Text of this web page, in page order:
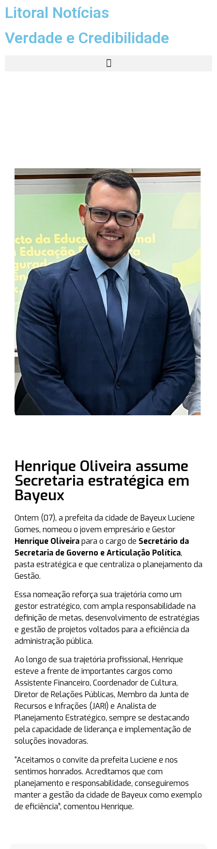
Litoral Notícias
Verdade e Credibilidade
Henrique Oliveira assume
Secretaria estratégica em
Bayeux
Ontem (07), a prefeita da cidade de Bayeux Luciene
Gomes, nomeou o jovem empresário e Gestor
Henrique Oliveirapara o cargo de Secretário da
Secretaria de Governo e Articulação Política,
pasta estratégica e que centraliza o planejamento da
Gestão.
Essa nomeação reforça sua trajetória como um
gestor estratégico, com ampla responsabilidade na
definição de metas, desenvolvimento de estratégias
e gestão de projetos voltados para a eficiência da
administração pública.
Ao longo de sua trajetória profissional, Henrique
esteve a frente de importantes cargos como
Assistente Financeiro, Coordenador de Cultura,
Diretor de Relações Públicas, Membro da Junta de
Recursos e Infrações (JARI) e Analista de
Planejamento Estratégico, sempre se destacando
pela capacidade de liderança e implementação de
soluções inovadoras.
“Aceitamos o convite da prefeita Luciene e nos
sentimos honrados. Acreditamos que com
planejamento e responsabilidade, conseguiremos
manter a gestão da cidade de Bayeux como exemplo
de eficiência”, comentou Henrique.